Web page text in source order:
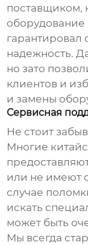
поставщиком,
гарантировал
надежность.
но зато
клиентов и
и замены
Сервисная
Не стоит
Многие
или не имеют
случае
искать
может быть
Мы всегда